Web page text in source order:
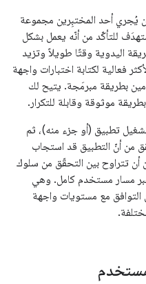
يُجري أحد المختبِرين مجموعة
للتأكّد من أنّه يعمل بشكل
اليدوية وقتًا طويلاً وتزيد
فعالية لكتابة اختبارات واجهة
بطريقة مبرمَجة. يتيح لك
موثوقة وقابلة للتكرار.
تطبيق (أو جزء منه)، ثم
من أنّ التطبيق قد استجاب
تتراوح بين التحقّق من سلوك
مسار مستخدم كامل. وهي
التوافق مع مستويات واجهة